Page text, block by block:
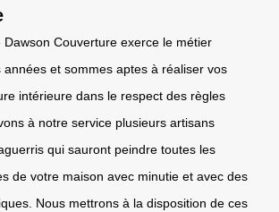
Dawson Couverture exerce le métier
années et sommes aptes à réaliser vos
intérieure dans le respect des règles
à notre service plusieurs artisans
qui sauront peindre toutes les
de votre maison avec minutie et avec des
Nous mettrons à la disposition de ces